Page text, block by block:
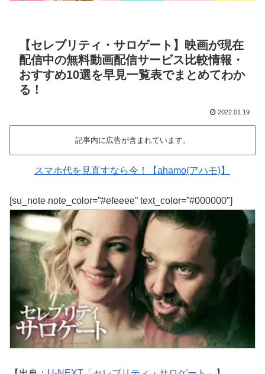
【セレブリティ・サロゲート】映画が現在
配信中の無料動画配信サービス比較情報・
おすすめ10選を早見一覧表でまとめてわか
る！
2022.01.19
記事内に広告が含まれています。
スマホ代を見直すなら今！【ahamo(アハモ)】
[su_note note_color=”#efeeee” text_color=”#000000″]